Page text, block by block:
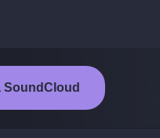
SoundCloud